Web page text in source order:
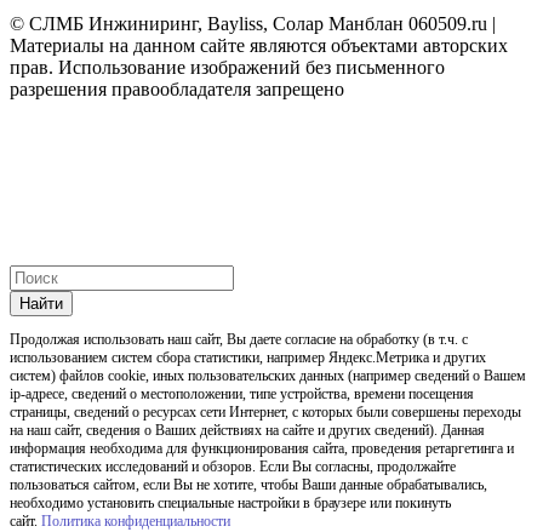
© СЛМБ Инжиниринг, Bayliss, Солар Манблан 060509.ru |
Материалы на данном сайте являются объектами авторских
прав. Использование изображений без письменного
разрешения правообладателя запрещено
Найти
Продолжая использовать наш cайт, Вы даете согласие на обработку (в т.ч. с
использованием систем сбора статистики, например Яндекс.Метрика и других
систем) файлов cookie, иных пользовательских данных (например сведений о Вашем
ip-адресе, сведений о местоположении, типе устройства, времени посещения
страницы, сведений о ресурсах сети Интернет, с которых были совершены переходы
на наш сайт, сведения о Ваших действиях на сайте и других сведений). Данная
информация необходима для функционирования сайта, проведения ретаргетинга и
статистических исследований и обзоров. Если Вы согласны, продолжайте
пользоваться сайтом, если Вы не хотите, чтобы Ваши данные обрабатывались,
необходимо установить специальные настройки в браузере или покинуть
сайт. Политика конфиденциальности